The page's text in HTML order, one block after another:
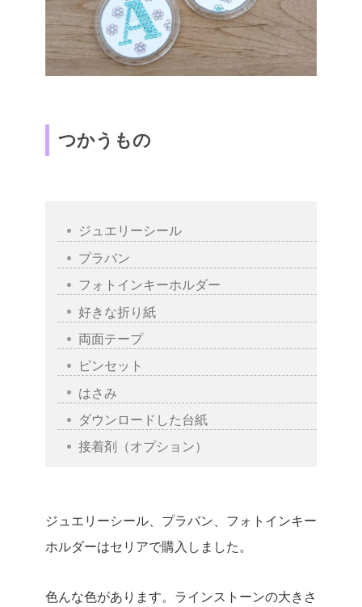
つかうもの
ジュエリーシール
プラバン
フォトインキーホルダー
好きな折り紙
両面テープ
ピンセット
はさみ
ダウンロードした台紙
接着剤（オプション）
ジュエリーシール、プラバン、フォトインキー
ホルダーはセリアで購入しました。
色んな色があります。ラインストーンの大きさ